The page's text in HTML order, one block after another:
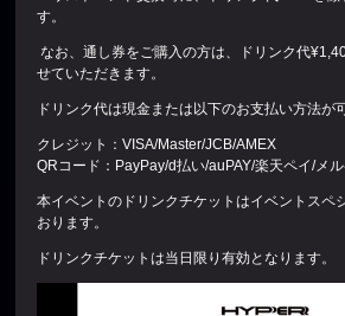
す。
なお、通し券をご購入の方は、ドリンク代
せていただきます。
ドリンク代は現金または以下のお支払い方法が
クレジット：VISA/Master/JCB/AMEX
QRコード：PayPay/d払い/auPAY/楽天ペイ/メル
本イベントのドリンクチケットはイベントスペ
おります。
ドリンクチケットは当日限り有効となります。